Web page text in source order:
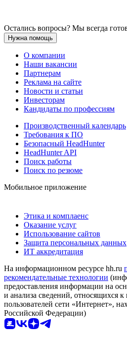
Остались вопросы? Мы всегда
Нужна помощь
О компании
Наши вакансии
Партнерам
Реклама на сайте
Новости и статьи
Инвесторам
Кандидаты по профессиям
Производственный календарь
Требования к ПО
Безопасный HeadHunter
HeadHunter API
Поиск работы
Поиск по резюме
Мобильное приложение
Этика и комплаенс
Оказание услуг
Использование сайтов
Защита персональных данных
ИТ аккредитация
На информационном ресурсе hh.ru
рекомендательные технологии
предоставления информации на
и анализа сведений, относящихся
пользователей сети «Интернет»,
Российской Федерации)